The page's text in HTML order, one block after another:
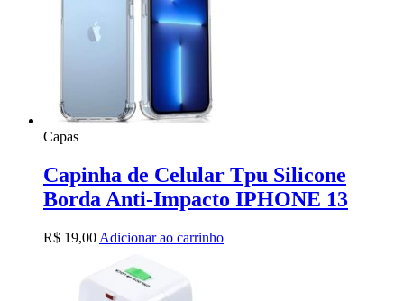
Capas
Capinha de Celular Tpu Silicone
Borda Anti-Impacto IPHONE 13
R$ 19,00 Adicionar ao carrinho